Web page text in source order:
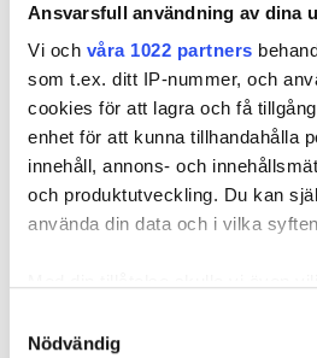
Ansvarsfull användning av dina
Vi och våra 1022 partners
som t.ex. ditt IP-nummer, och
cookies för att lagra och få
enhet för att kunna tillhandahålla
innehåll, annons- och
och produktutveckling. Du kan
använda din data och i vilka
som kan ha en noggrannhet
Nödvändig
Tyckte inte renovering var
Värden har en annan uppfattning,
redan 2024 vände sig till
om att renovera hela lägenheten.
hyresgästen att både kök och
skick, och att det inte fanns
Hade hyresgästen redan då
skadorna inte blivit lika omfattande
kontraktet skulle upphöra från sista